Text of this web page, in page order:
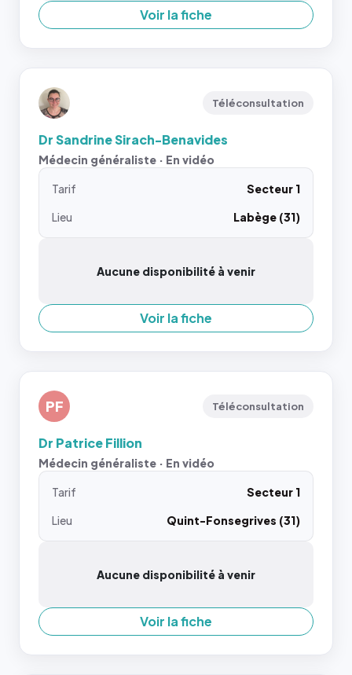
Voir la fiche
Téléconsultation
Dr Sandrine Sirach-Benavides
Médecin généraliste · En vidéo
Tarif
Secteur 1
Lieu
Labège (31)
Aucune disponibilité à venir
Voir la fiche
PF Téléconsultation
Dr Patrice Fillion
Médecin généraliste · En vidéo
Tarif
Secteur 1
Lieu
Quint-Fonsegrives (31)
Aucune disponibilité à venir
Voir la fiche